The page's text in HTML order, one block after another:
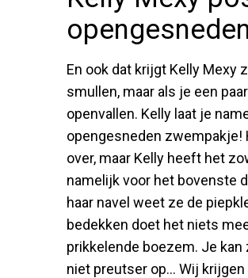
En ook dat krijgt Kelly Mexy
smullen, maar als je een
openvallen. Kelly laat je
opengesneden zwempakje!
over, maar Kelly heeft het
namelijk voor het bovenste
haar navel weet ze de
bedekken doet het niets
prikkelende boezem. Je kan
niet preutser op... Wij